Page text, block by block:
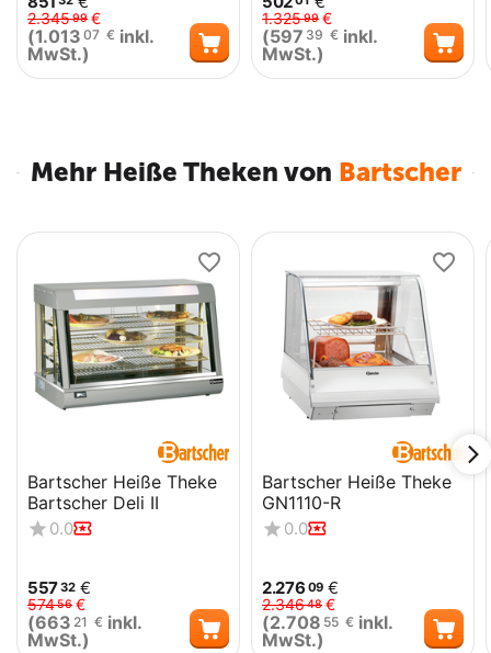
2.34599 €
(1.013 07 € inkl.
MwSt.)
1.32599 €
(597 39 € inkl.
MwSt.)
Mehr Heiße Theken von Bartscher
Bartscher Heiße Theke
Bartscher Deli II
0.0
55732 €
57456 €
(663 21 € inkl.
MwSt.)
Bartscher Heiße Theke
GN1110-R
0.0
2.276 09 €
2.34648 €
(2.708 55 € inkl.
MwSt.)